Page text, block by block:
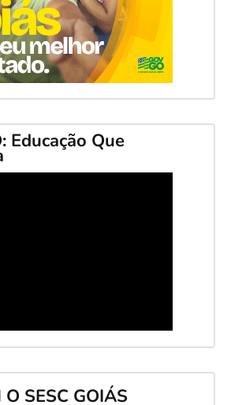
Educação Que
SESC GOIÁS